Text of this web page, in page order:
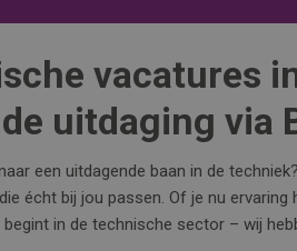
vacatures
uitdaging via
een uitdagende baan in de
écht bij jou passen. Of je nu
in de technische sector – wij